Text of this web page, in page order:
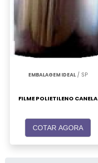
EMBALAGEM IDEAL / SP
FILME POLIETILENO CANELA
COTAR AGORA